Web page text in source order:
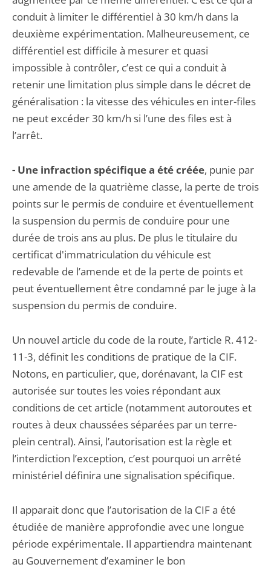
conduit à limiter le différentiel à 30 km/h dans la
deuxième expérimentation. Malheureusement, ce
différentiel est difficile à mesurer et quasi
impossible à contrôler, c’est ce qui a conduit à
retenir une limitation plus simple dans le décret de
généralisation : la vitesse des véhicules en inter-files
ne peut excéder 30 km/h si l’une des files est à
l’arrêt.
- Une infraction spécifique a été créée, punie par
une amende de la quatrième classe, la perte de trois
points sur le permis de conduire et éventuellement
la suspension du permis de conduire pour une
durée de trois ans au plus. De plus le titulaire du
certificat d'immatriculation du véhicule est
redevable de l’amende et de la perte de points et
peut éventuellement être condamné par le juge à la
suspension du permis de conduire.
Un nouvel article du code de la route, l’article R. 412-
11-3, définit les conditions de pratique de la CIF.
Notons, en particulier, que, dorénavant, la CIF est
autorisée sur toutes les voies répondant aux
conditions de cet article (notamment autoroutes et
routes à deux chaussées séparées par un terre-
plein central). Ainsi, l’autorisation est la règle et
l’interdiction l’exception, c’est pourquoi un arrêté
ministériel définira une signalisation spécifique.
Il apparait donc que l’autorisation de la CIF a été
étudiée de manière approfondie avec une longue
période expérimentale. Il appartiendra maintenant
au Gouvernement d’examiner le bon